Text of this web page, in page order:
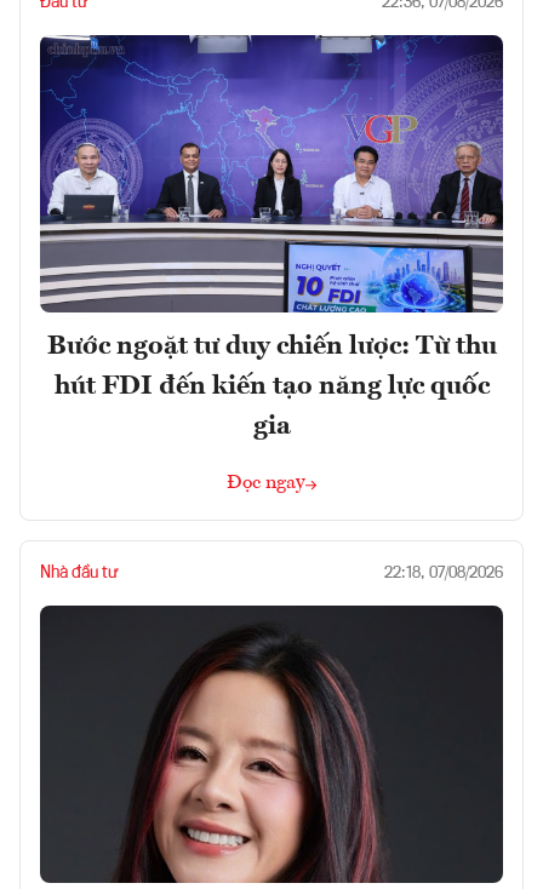
Bước ngoặt tư duy chiến lược: Từ thu
hút FDI đến kiến tạo năng lực quốc
gia
Đọc ngay
Nhà đầu tư 22:18, 07/08/2026